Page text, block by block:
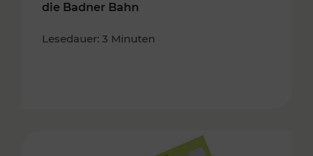
die Badner Bahn
Lesedauer: 3 Minuten